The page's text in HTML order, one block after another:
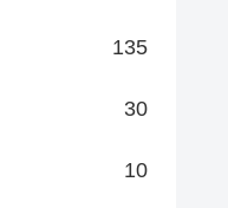
135
30
10